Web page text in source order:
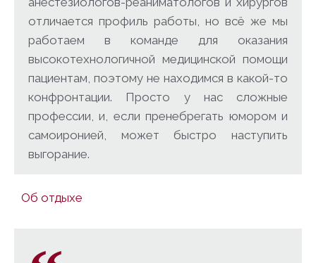
отличается профиль работы, но всё же мы
работаем в команде для оказания
высокотехнологичной медицинской помощи
пациентам, поэтому не находимся в какой-то
конфронтации. Просто у нас сложные
профессии, и, если пренебрегать юмором и
самоиронией, может быстро наступить
выгорание.
Об отдыхе